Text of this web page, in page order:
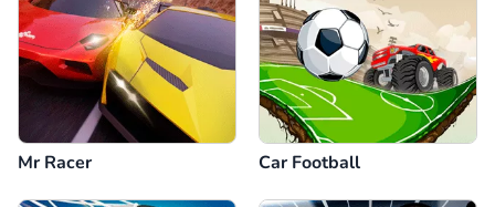
Mr Racer Car Football